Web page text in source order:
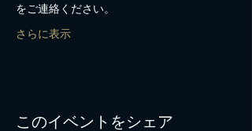
をご連絡ください。
さらに表示
このイベントをシェア